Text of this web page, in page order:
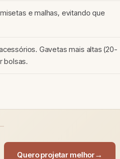
e malhas, evitando que
Gavetas mais altas (20-
bolsas.
Quero projetar melhor